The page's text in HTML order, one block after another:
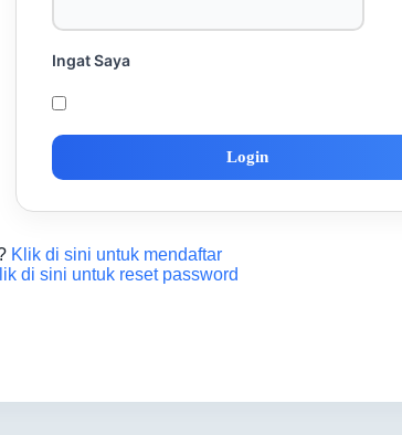
Ingat Saya
Klik di sini untuk mendaftar
di sini untuk reset password